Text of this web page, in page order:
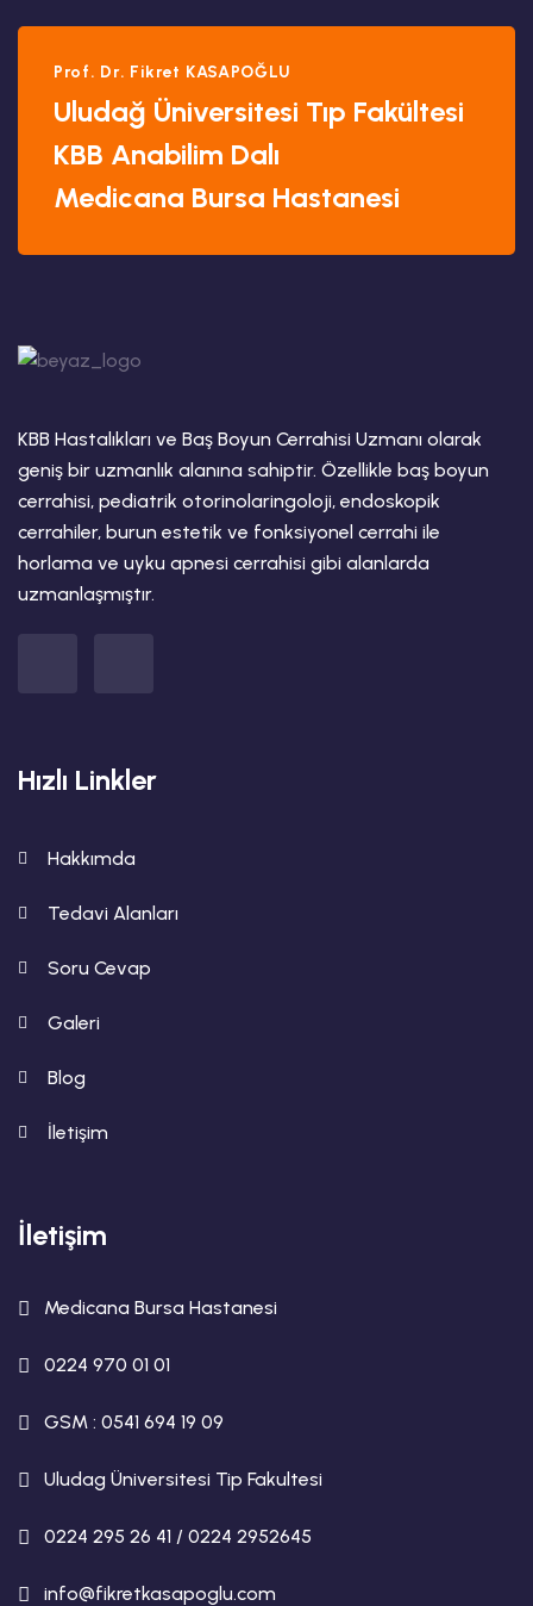
Prof. Dr. Fikret KASAPOĞLU
Uludağ Üniversitesi Tıp Fakültesi
KBB Anabilim Dalı
Medicana Bursa Hastanesi
KBB Hastalıkları ve Baş Boyun Cerrahisi Uzmanı olarak
geniş bir uzmanlık alanına sahiptir. Özellikle baş boyun
cerrahisi, pediatrik otorinolaringoloji, endoskopik
cerrahiler, burun estetik ve fonksiyonel cerrahi ile
horlama ve uyku apnesi cerrahisi gibi alanlarda
uzmanlaşmıştır.
Hızlı Linkler
Hakkımda
Tedavi Alanları
Soru Cevap
Galeri
Blog
İletişim
İletişim
Medicana Bursa Hastanesi
0224 970 01 01
GSM : 0541 694 19 09
Uludag Üniversitesi Tip Fakultesi
0224 295 26 41 / 0224 2952645
info@fikretkasapoglu.com